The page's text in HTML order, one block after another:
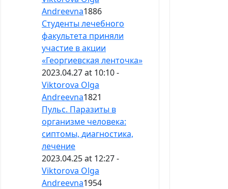
Andreevna1886
Студенты лечебного
факультета приняли
участие в акции
«Георгиевская ленточка»
2023.04.27 at 10:10 -
Viktorova Olga
Andreevna1821
Пульс. Паразиты в
организме человека:
сиптомы, диагностика,
лечение
2023.04.25 at 12:27 -
Viktorova Olga
Andreevna1954